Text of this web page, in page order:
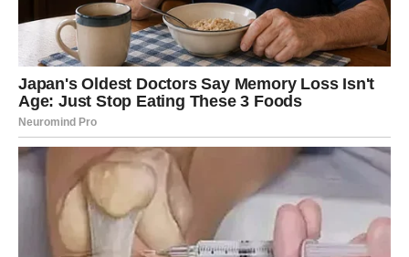
Dakle, iako ruter nije veliki potrošač energije, ako ga
svaku noć isključujemo, to može donijeti primjetne
uštede. Kada se takav korak spoji s drugim mjerama
štednje, kao što su isključivanje drugih uređaja kada nisu
potrebni, rezultat će biti manji račun za struju na kraju